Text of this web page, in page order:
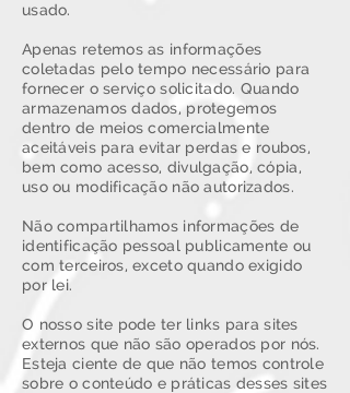
usado.
Apenas retemos as informações
coletadas pelo tempo necessário para
fornecer o serviço solicitado. Quando
armazenamos dados, protegemos
dentro de meios comercialmente
aceitáveis ​​para evitar perdas e roubos,
bem como acesso, divulgação, cópia,
uso ou modificação não autorizados.
Não compartilhamos informações de
identificação pessoal publicamente ou
com terceiros, exceto quando exigido
por lei.
O nosso site pode ter links para sites
externos que não são operados por nós.
Esteja ciente de que não temos controle
sobre o conteúdo e práticas desses sites